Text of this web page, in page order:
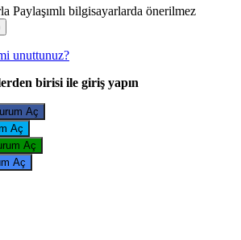
Paylaşımlı bilgisayarlarda önerilmez
unuttunuz?
birisi ile giriş yapın
Aç
Aç
Aç
Aç